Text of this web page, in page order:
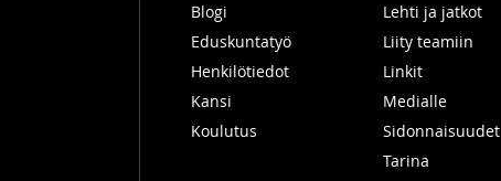
Blogi
Eduskuntatyö
Henkilötiedot
Kansi
Koulutus
Lehti ja jatkot
Liity teamiin
Linkit
Medialle
Sidonnaisuudet
Tarina